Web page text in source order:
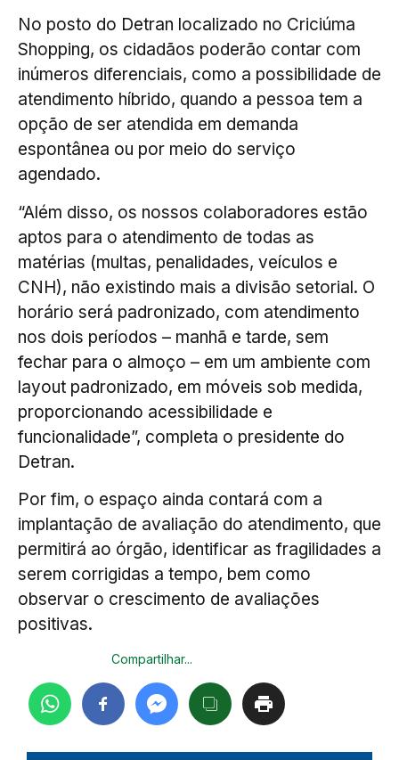
No posto do Detran localizado no Criciúma
Shopping, os cidadãos poderão contar com
inúmeros diferenciais, como a possibilidade de
atendimento híbrido, quando a pessoa tem a
opção de ser atendida em demanda
espontânea ou por meio do serviço
agendado.
“Além disso, os nossos colaboradores estão
aptos para o atendimento de todas as
matérias (multas, penalidades, veículos e
CNH), não existindo mais a divisão setorial. O
horário será padronizado, com atendimento
nos dois períodos – manhã e tarde, sem
fechar para o almoço – em um ambiente com
layout padronizado, em móveis sob medida,
proporcionando acessibilidade e
funcionalidade”, completa o presidente do
Detran.
Por fim, o espaço ainda contará com a
implantação de avaliação do atendimento, que
permitirá ao órgão, identificar as fragilidades a
serem corrigidas a tempo, bem como
observar o crescimento de avaliações
positivas.
Compartilhar...